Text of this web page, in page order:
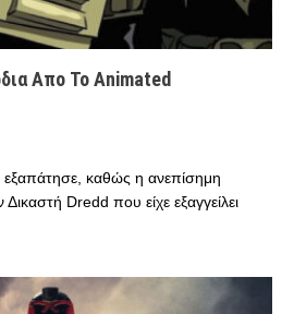
Απο Το Animated
καθώς η ανεπίσημη
Dredd που είχε εξαγγείλει